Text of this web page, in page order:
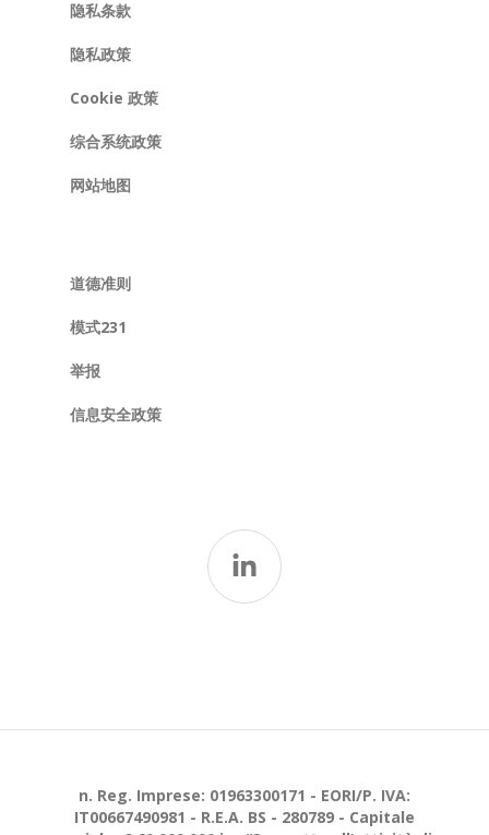
隐私条款
隐私政策
Cookie 政策
综合系统政策
网站地图
道德准则
模式231
举报
信息安全政策
n. Reg. Imprese: 01963300171 - EORI/P. IVA:
IT00667490981 - R.E.A. BS - 280789 - Capitale